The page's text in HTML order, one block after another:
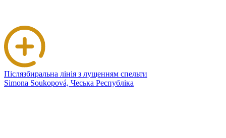
Післязбиральна лінія з лущенням спельти
Simona Soukopová, Чеська Республіка